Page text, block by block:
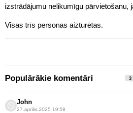
izstrādājumu nelikumīgu pārvietošanu,
Visas trīs personas aizturētas.
Populārākie komentāri 3
John
27.aprīlis 2025 19:58